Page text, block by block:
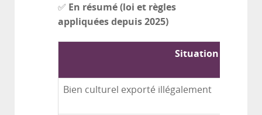
✅ En résumé (loi et règles
appliquées depuis 2025)
Situation
Bien culturel exporté illégalement